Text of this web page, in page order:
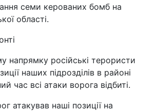
семи керованих бомб на
області.
напрямку російські терористи
наших підрозділів в районі
час всі атаки ворога відбиті.
атакував наші позиції на